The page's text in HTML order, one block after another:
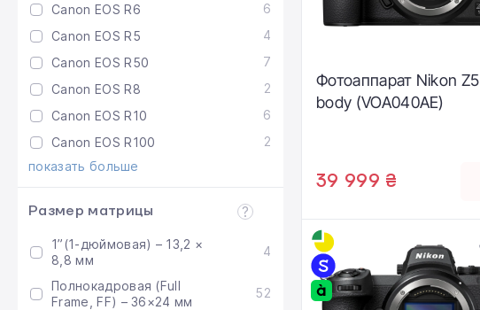
Canon EOS R6
6
Canon EOS R5
4
Canon EOS R50
7
Canon EOS R8
2
Canon EOS R10
6
Canon EOS R100
2
показать больше
Размер матрицы
1”(1-дюймовая) – 13,2 ×
8,8 мм
4
Полнокадровая (Full
Frame, FF) – 36×24 мм
52
Фотоаппарат Nikon Z5
body (VOA040AE)
39 999 ₴